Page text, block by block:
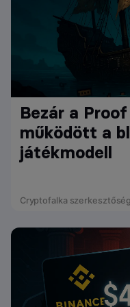
Bezár a
működött a
játékmodell
Cryptofalka